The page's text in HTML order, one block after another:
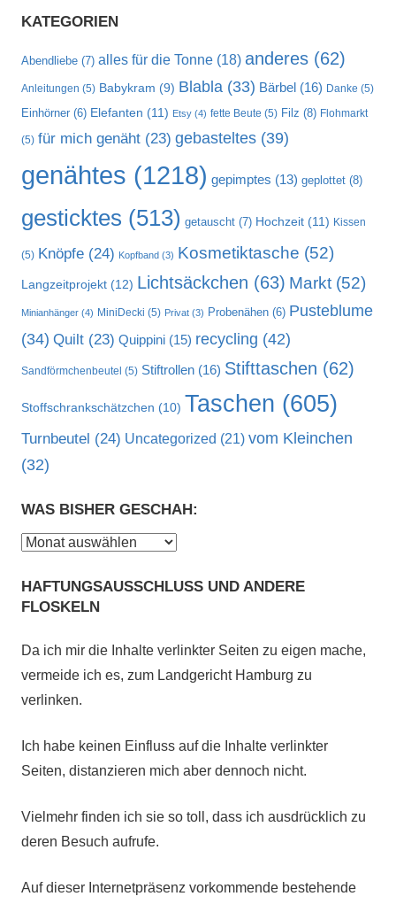
KATEGORIEN
Abendliebe (7) alles für die Tonne (18) anderes (62)
Anleitungen (5) Babykram (9) Blabla (33) Bärbel (16) Danke (5)
Einhörner (6) Elefanten (11) Etsy (4) fette Beute (5) Filz (8) Flohmarkt
(5) für mich genäht (23) gebasteltes (39)
genähtes (1218) gepimptes (13) geplottet (8)
gesticktes (513) getauscht (7) Hochzeit (11) Kissen
(5) Knöpfe (24) Kopfband (3) Kosmetiktasche (52)
Langzeitprojekt (12) Lichtsäckchen (63) Markt (52)
Minianhänger (4) MiniDecki (5) Privat (3) Probenähen (6) Pusteblume
(34) Quilt (23) Quippini (15) recycling (42)
Sandförmchenbeutel (5) Stiftrollen (16) Stifttaschen (62)
Stoffschrankschätzchen (10) Taschen (605)
Turnbeutel (24) Uncategorized (21) vom Kleinchen
(32)
WAS BISHER GESCHAH:
Was
geschah:
HAFTUNGSAUSSCHLUSS UND ANDERE
FLOSKELN
Da ich mir die Inhalte verlinkter Seiten zu eigen mache,
vermeide ich es, zum Landgericht Hamburg zu
verlinken.
Ich habe keinen Einfluss auf die Inhalte verlinkter
Seiten, distanzieren mich aber dennoch nicht.
Vielmehr finden ich sie so toll, dass ich ausdrücklich zu
deren Besuch aufrufe.
Auf dieser Internetpräsenz vorkommende bestehende